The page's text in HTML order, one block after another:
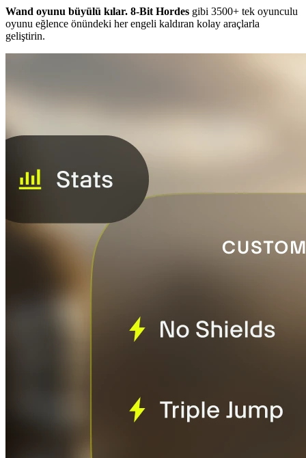
Wand oyunu büyülü kılar. 8-Bit Hordes gibi 3500+ tek oyunculu
oyunu eğlence önündeki her engeli kaldıran kolay araçlarla
geliştirin.